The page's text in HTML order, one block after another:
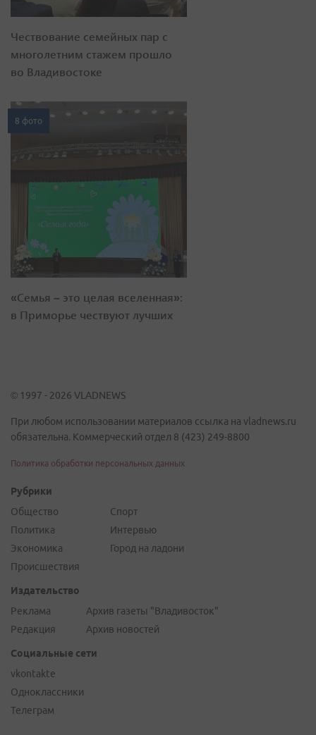
Чествование семейных пар с
многолетним стажем прошло
во Владивостоке
8 фото
«Семья – это целая вселенная»:
в Приморье чествуют лучших
© 1997 - 2026 VLADNEWS
При любом использовании материалов ссылка на vladnews.ru
обязательна. Коммерческий отдел 8 (423) 249-8800
Политика обработки персональных данных
Рубрики
Общество
Политика
Экономика
Происшествия
Спорт
Интервью
Город на ладони
Издательство
Реклама
Редакция
Архив газеты "Владивосток"
Архив новостей
Социальные сети
vkontakte
Одноклассники
Телеграм